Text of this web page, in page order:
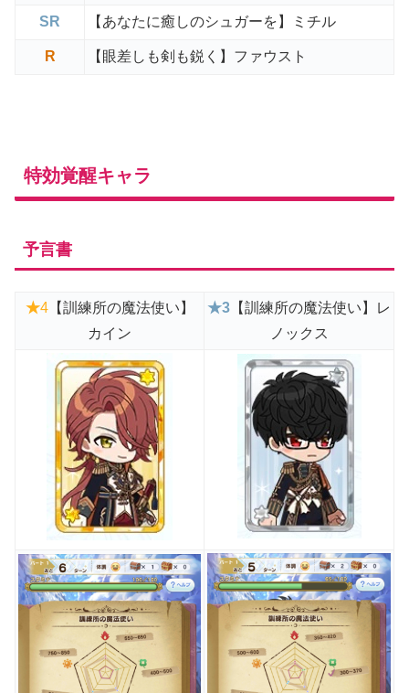
SR 【あなたに癒しのシュガーを】ミチル
R 【眼差しも剣も鋭く】ファウスト
特効覚醒キャラ
予言書
★4【訓練所の魔法使い】
カイン
★3 【訓練所の魔法使い】レ
ノックス